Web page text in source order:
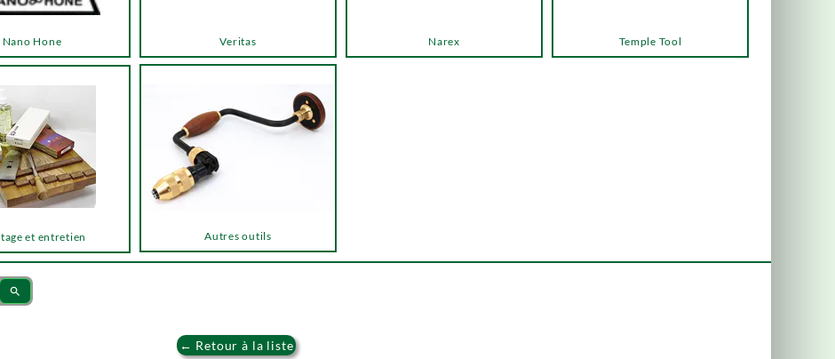
Temple Tool
Narex
Veritas
Nano Hone
Autres outils
et entretien
search
← Retour à la liste